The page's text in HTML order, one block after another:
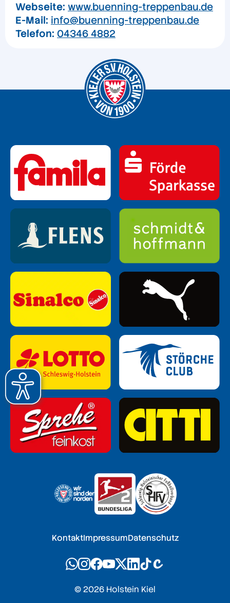
Webseite: www.buenning-treppenbau.de
E-Mail: info@buenning-treppenbau.de
Telefon: 04346 4882
© 2026 Holstein Kiel
KontaktImpressumDatenschutz